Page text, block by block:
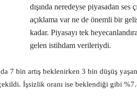
dışında neredeyse piyasadan ses
açıklama var ne de önemli bir
kadar. Piyasayı tek
gelen istihdam verileriydi.
7 bin artış beklenirken 3 bin düşüş
İşsizlik oranı ise beklendiği gibi